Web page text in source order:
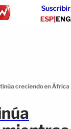
Suscribir
ESP|ENG
creciendo en África